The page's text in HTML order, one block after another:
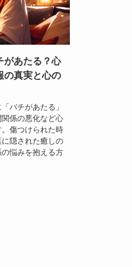
があたる？心
の真実と心の
バチがあたる」
係の悪化など心
傷つけられた時
隠された癒しの
悩みを抱える方